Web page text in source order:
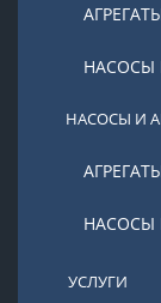
НАСОСЫ
НАСОСЫ И
НАСОСЫ
УСЛУГИ